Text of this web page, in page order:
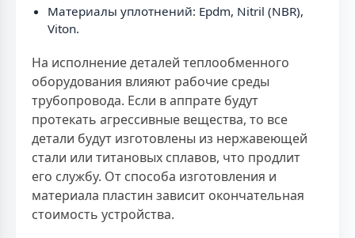
Материалы уплотнений: Epdm, Nitril (NBR),
Viton.
На исполнение деталей теплообменного
оборудования влияют рабочие среды
трубопровода. Если в аппрате будут
протекать агрессивные вещества, то все
детали будут изготовлены из нержавеющей
стали или титановых сплавов, что продлит
его службу. От способа изготовления и
материала пластин зависит окончательная
стоимость устройства.